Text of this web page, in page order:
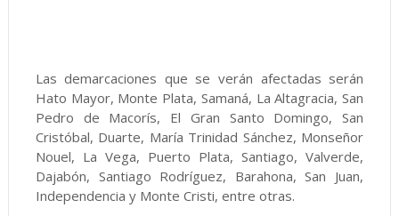
Las demarcaciones que se verán afectadas serán
Hato Mayor, Monte Plata, Samaná, La Altagracia, San
Pedro de Macorís, El Gran Santo Domingo, San
Cristóbal, Duarte, María Trinidad Sánchez, Monseñor
Nouel, La Vega, Puerto Plata, Santiago, Valverde,
Dajabón, Santiago Rodríguez, Barahona, San Juan,
Independencia y Monte Cristi, entre otras.